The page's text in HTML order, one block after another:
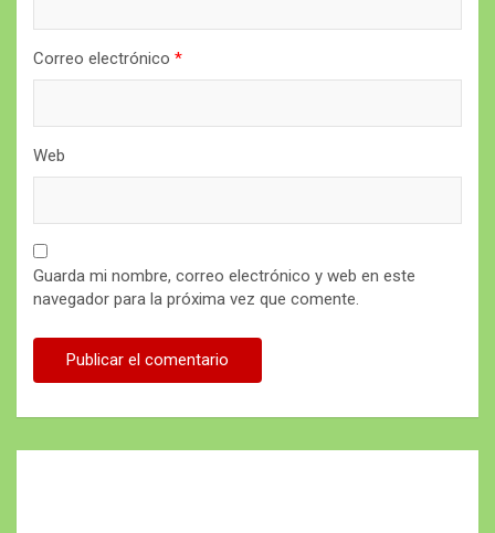
Correo electrónico *
Web
Guarda mi nombre, correo electrónico y web en este
navegador para la próxima vez que comente.